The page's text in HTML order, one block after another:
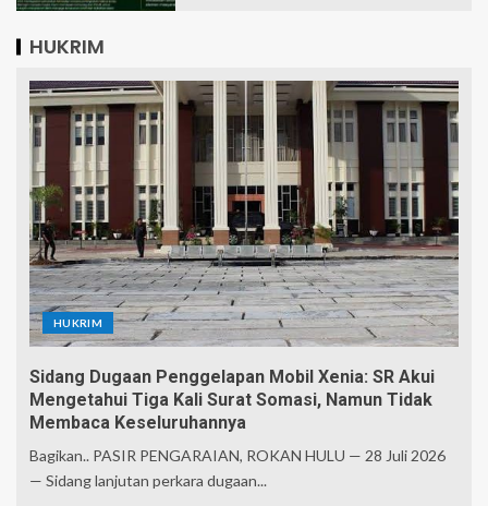
HUKRIM
HUKRIM
Sidang Dugaan Penggelapan Mobil Xenia: SR Akui
Mengetahui Tiga Kali Surat Somasi, Namun Tidak
Membaca Keseluruhannya
Bagikan.. PASIR PENGARAIAN, ROKAN HULU — 28 Juli 2026
— Sidang lanjutan perkara dugaan...